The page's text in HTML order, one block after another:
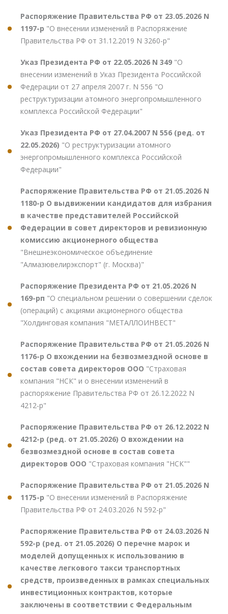
Распоряжение Правительства РФ от 23.05.2026 N
1197-р "О внесении изменений в Распоряжение
Правительства РФ от 31.12.2019 N 3260-р"
Указ Президента РФ от 22.05.2026 N 349 "О
внесении изменений в Указ Президента Российской
Федерации от 27 апреля 2007 г. N 556 "О
реструктуризации атомного энергопромышленного
комплекса Российской Федерации"
Указ Президента РФ от 27.04.2007 N 556 (ред. от
22.05.2026) "О реструктуризации атомного
энергопромышленного комплекса Российской
Федерации"
Распоряжение Правительства РФ от 21.05.2026 N
1180-р О выдвижении кандидатов для избрания
в качестве представителей Российской
Федерации в совет директоров и ревизионную
комиссию акционерного общества
"Внешнеэкономическое объединение
"Алмазювелирэкспорт" (г. Москва)"
Распоряжение Президента РФ от 21.05.2026 N
169-рп "О специальном решении о совершении сделок
(операций) с акциями акционерного общества
"Холдинговая компания "МЕТАЛЛОИНВЕСТ"
Распоряжение Правительства РФ от 21.05.2026 N
1176-р О вхождении на безвозмездной основе в
состав совета директоров ООО "Страховая
компания "НСК" и о внесении изменений в
распоряжение Правительства РФ от 26.12.2022 N
4212-р"
Распоряжение Правительства РФ от 26.12.2022 N
4212-р (ред. от 21.05.2026) О вхождении на
безвозмездной основе в состав совета
директоров ООО "Страховая компания "НСК""
Распоряжение Правительства РФ от 21.05.2026 N
1175-р "О внесении изменений в Распоряжение
Правительства РФ от 24.03.2026 N 592-р"
Распоряжение Правительства РФ от 24.03.2026 N
592-р (ред. от 21.05.2026) О перечне марок и
моделей допущенных к использованию в
качестве легкового такси транспортных
средств, произведенных в рамках специальных
инвестиционных контрактов, которые
заключены в соответствии с Федеральным